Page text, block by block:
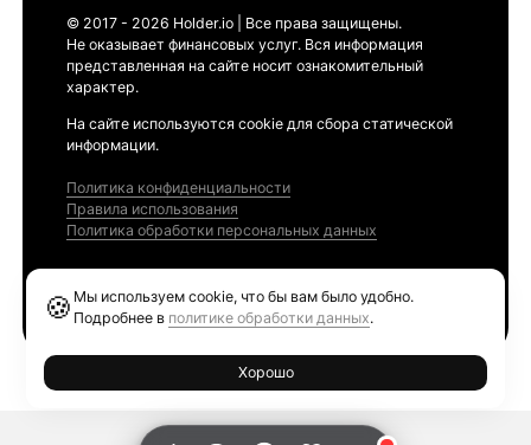
© 2017 - 2026 Holder.io | Все права защищены.
Не оказывает финансовых услуг. Вся информация
представленная на сайте носит ознакомительный
характер.
На сайте используются cookie для сбора статической
информации.
Политика конфиденциальности
Правила использования
Политика обработки персональных данных
🍪 Мы используем cookie, что бы вам было удобно.
Подробнее в политике обработки данных.
Хорошо
Ethereum GAS Tracker